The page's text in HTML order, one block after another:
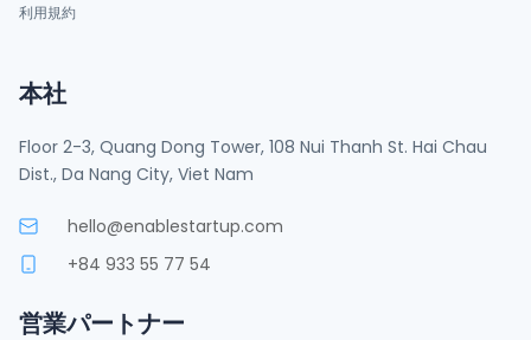
利用規約
本社
Floor 2-3, Quang Dong Tower, 108 Nui Thanh St. Hai Chau
Dist., Da Nang City, Viet Nam
hello@enablestartup.com
+84 933 55 77 54
営業パートナー